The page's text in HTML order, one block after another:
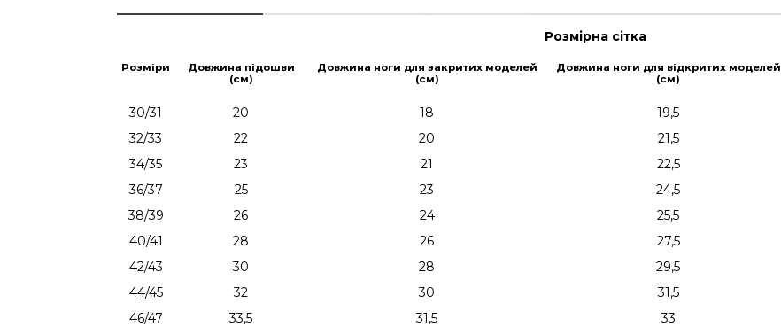
Розмірна сітка
Розміри
Довжина підошви
(см)
Довжина ноги для закритих моделей
(см)
Довжина ноги для відкритих моделей
(см)
30/31 20 18 19,5
32/33
22 20 21,5
34/35
23 21 22,5
36/37
25 23 24,5
38/39
26 24 25,5
40/41
28 26 27,5
42/43
30 28 29,5
44/45
32 30 31,5
46/47
33,5 31,5 33